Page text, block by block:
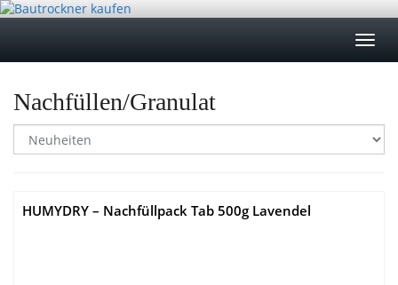
Skip
content
Nachfüllen/Granulat
HUMYDRY – Nachfüllpack Tab 500g Lavendel